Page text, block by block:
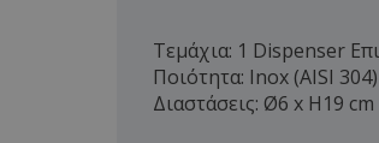
Τεμάχια: 1 Dispenser
Ποιότητα: Inox (AISI 304)
Διαστάσεις: Ø6 x H19 cm